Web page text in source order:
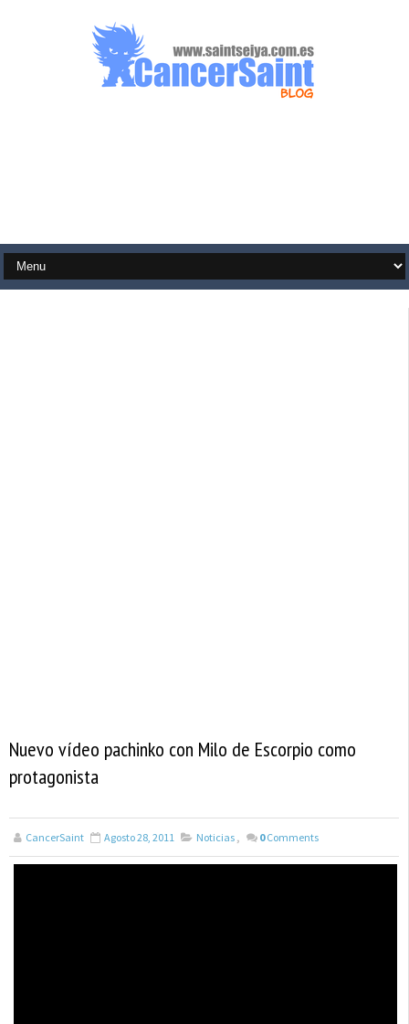
Nuevo vídeo pachinko con Milo de Escorpio como
protagonista
CancerSaint Agosto 28, 2011 Noticias , 0 Comments